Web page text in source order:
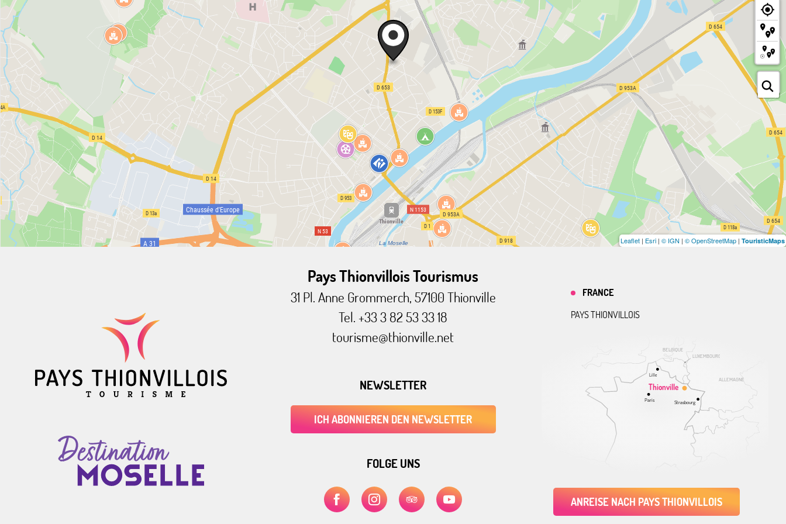
Leaflet | Esri | © IGN | © OpenStreetMap | TouristicMaps
Pays Thionvillois Tourismus
31 Pl. Anne Grommerch, 57100 Thionville
Tel. +33 3 82 53 33 18
tourisme@thionville.net
NEWSLETTER
ICH ABONNIEREN DEN NEWSLETTER
FOLGE UNS
ALLEMAGNE
BELGIQUE
LUXEMBOURG
Thionville
Lille
Paris Strasbourg
FRANCE
PAYS THIONVILLOIS
ANREISE NACH PAYS THIONVILLOIS